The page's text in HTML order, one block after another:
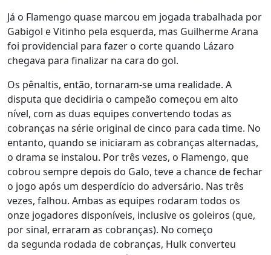
Já o Flamengo quase marcou em jogada trabalhada por
Gabigol e Vitinho pela esquerda, mas Guilherme Arana
foi providencial para fazer o corte quando Lázaro
chegava para finalizar na cara do gol.
Os pênaltis, então, tornaram-se uma realidade. A
disputa que decidiria o campeão começou em alto
nível, com as duas equipes convertendo todas as
cobranças na série original de cinco para cada time. No
entanto, quando se iniciaram as cobranças alternadas,
o drama se instalou. Por três vezes, o Flamengo, que
cobrou sempre depois do Galo, teve a chance de fechar
o jogo após um desperdício do adversário. Nas três
vezes, falhou. Ambas as equipes rodaram todos os
onze jogadores disponíveis, inclusive os goleiros (que,
por sinal, erraram as cobranças). No começo
da segunda rodada de cobranças, Hulk converteu